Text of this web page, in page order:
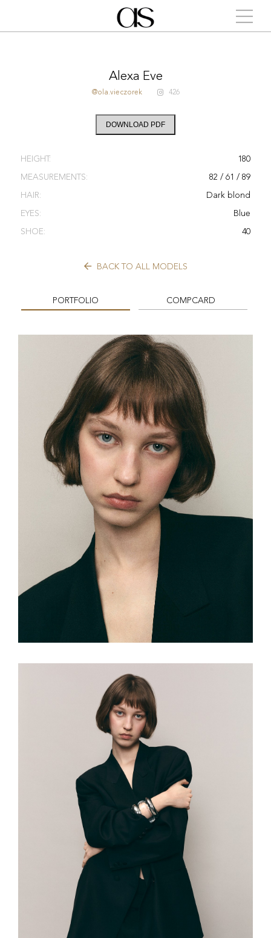
Alexa Eve
@ola.vieczorek 426
DOWNLOAD PDF
HEIGHT: 180
MEASUREMENTS: 82 / 61 / 89
HAIR: Dark blond
EYES: Blue
SHOE: 40
BACK TO ALL MODELS
PORTFOLIO COMPCARD